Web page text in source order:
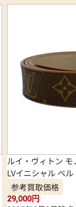
ルイ・ヴィトン
LVイニシャル ベ
参考買取価格
29,000円